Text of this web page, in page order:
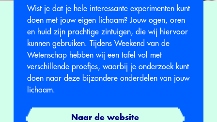
Wist je dat je hele interessante experimenten kunt
doen met jouw eigen lichaam? Jouw ogen, oren
en huid zijn prachtige zintuigen, die wij hiervoor
kunnen gebruiken. Tijdens Weekend van de
Wetenschap hebben wij een tafel vol met
verschillende proefjes, waarbij je onderzoek kunt
doen naar deze bijzondere onderdelen van jouw
lichaam.
Naar de website